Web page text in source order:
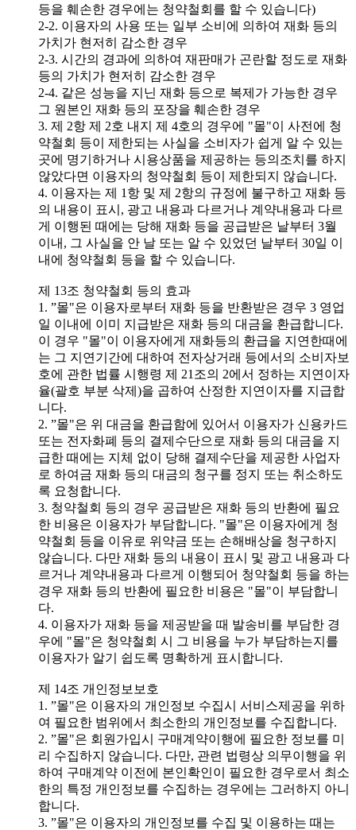
등을 훼손한 경우에는 청약철회를 할 수 있습니다)
2-2. 이용자의 사용 또는 일부 소비에 의하여 재화 등의
가치가 현저히 감소한 경우
2-3. 시간의 경과에 의하여 재판매가 곤란할 정도로 재화
등의 가치가 현저히 감소한 경우
2-4. 같은 성능을 지닌 재화 등으로 복제가 가능한 경우
그 원본인 재화 등의 포장을 훼손한 경우
3. 제 2항 제 2호 내지 제 4호의 경우에 "몰"이 사전에 청
약철회 등이 제한되는 사실을 소비자가 쉽게 알 수 있는
곳에 명기하거나 시용상품을 제공하는 등의조치를 하지
않았다면 이용자의 청약철회 등이 제한되지 않습니다.
4. 이용자는 제 1항 및 제 2항의 규정에 불구하고 재화 등
의 내용이 표시, 광고 내용과 다르거나 계약내용과 다르
게 이행된 때에는 당해 재화 등을 공급받은 날부터 3월
이내, 그 사실을 안 날 또는 알 수 있었던 날부터 30일 이
내에 청약철회 등을 할 수 있습니다.
제 13조 청약철회 등의 효과
1. ”몰"은 이용자로부터 재화 등을 반환받은 경우 3 영업
일 이내에 이미 지급받은 재화 등의 대금을 환급합니다.
이 경우 "몰"이 이용자에게 재화등의 환급을 지연한때에
는 그 지연기간에 대하여 전자상거래 등에서의 소비자보
호에 관한 법률 시행령 제 21조의 2에서 정하는 지연이자
율(괄호 부분 삭제)을 곱하여 산정한 지연이자를 지급합
니다.
2. ”몰"은 위 대금을 환급함에 있어서 이용자가 신용카드
또는 전자화폐 등의 결제수단으로 재화 등의 대금을 지
급한 때에는 지체 없이 당해 결제수단을 제공한 사업자
로 하여금 재화 등의 대금의 청구를 정지 또는 취소하도
록 요청합니다.
3. 청약철회 등의 경우 공급받은 재화 등의 반환에 필요
한 비용은 이용자가 부담합니다. "몰"은 이용자에게 청
약철회 등을 이유로 위약금 또는 손해배상을 청구하지
않습니다. 다만 재화 등의 내용이 표시 및 광고 내용과 다
르거나 계약내용과 다르게 이행되어 청약철회 등을 하는
경우 재화 등의 반환에 필요한 비용은 "몰"이 부담합니
다.
4. 이용자가 재화 등을 제공받을 때 발송비를 부담한 경
우에 "몰"은 청약철회 시 그 비용을 누가 부담하는지를
이용자가 알기 쉽도록 명확하게 표시합니다.
제 14조 개인정보보호
1. ”몰"은 이용자의 개인정보 수집시 서비스제공을 위하
여 필요한 범위에서 최소한의 개인정보를 수집합니다.
2. ”몰"은 회원가입시 구매계약이행에 필요한 정보를 미
리 수집하지 않습니다. 다만, 관련 법령상 의무이행을 위
하여 구매계약 이전에 본인확인이 필요한 경우로서 최소
한의 특정 개인정보를 수집하는 경우에는 그러하지 아니
합니다.
3. ”몰"은 이용자의 개인정보를 수집 및 이용하는 때는